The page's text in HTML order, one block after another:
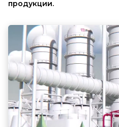
продукции.